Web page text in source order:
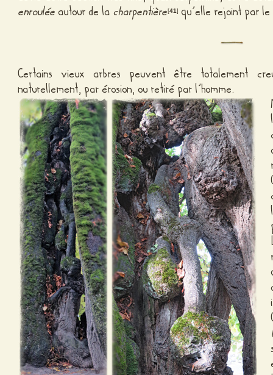
enrouléeautour de la charpentière[41] qu’elle rejoint par
Certains vieux arbres peuvent être totalement
naturellement, par érosion, ou retiré par l’homme.